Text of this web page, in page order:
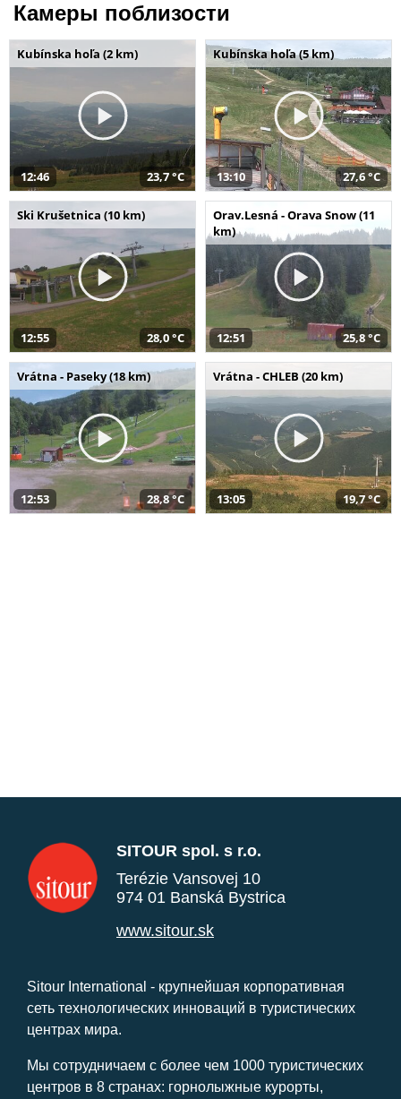
Камеры поблизости
Kubínska hoľa (2 km)
12:46 23,7 °C
Kubínska hoľa (5 km)
13:10 27,6 °C
Ski Krušetnica (10 km)
12:55 28,0 °C
Orav.Lesná - Orava Snow (11
km)
12:51 25,8 °C
Vrátna - Paseky (18 km)
12:53 28,8 °C
Vrátna - CHLEB (20 km)
13:05 19,7 °C
SITOUR spol. s r.o.
Terézie Vansovej 10
974 01 Banská Bystrica
www.sitour.sk
Sitour International - крупнейшая корпоративная
сеть технологических инноваций в туристических
центрах мира.
Мы сотрудничаем с более чем 1000 туристических
центров в 8 странах: горнолыжные курорты,